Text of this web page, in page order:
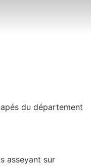
du département
asseyant sur